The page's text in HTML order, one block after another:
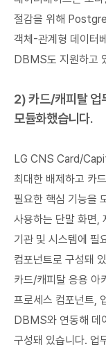
절감을 위해
객체-관계형 데이터
DBMS도 지원하고
2) 카드/캐피탈 업
모듈화했습니다.
LG CNS Card/
최대한 배제하고 카
필요한 핵심 기능을
사용하는 단말 화면,
기관 및 시스템에 필
컴포넌트로 구성돼
카드/캐피탈 응용 아
프로세스 컴포넌트,
DBMS와 연동해 데
구성돼 있습니다. 업